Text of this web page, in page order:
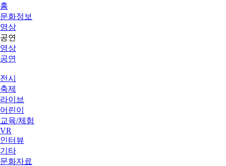
홈
문화정보
영상
공연
영상
공연
전시
축제
라이브
어린이
교육/체험
VR
인터뷰
기타
문화자료